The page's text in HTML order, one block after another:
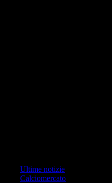
Ultime notizie
Calciomercato